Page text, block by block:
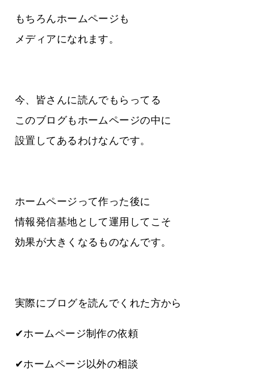
もちろんホームページも
メディアになれます。
今、皆さんに読んでもらってる
このブログもホームページの中に
設置してあるわけなんです。
ホームページって作った後に
情報発信基地として運用してこそ
効果が大きくなるものなんです。
実際にブログを読んでくれた方から
✔ホームページ制作の依頼
✔ホームページ以外の相談